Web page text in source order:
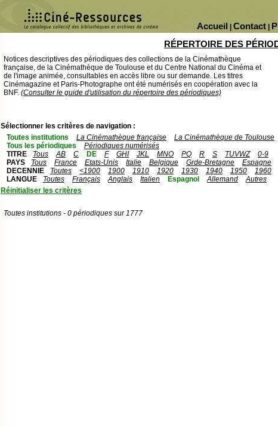
Contact
Accueil
RÉPERTOIRE DES
Notices descriptives des périodiques des collections de la Cinémathèque
française, de la Cinémathèque de Toulouse et du Centre National du Cinéma et
de l'image animée, consultables en accès libre ou sur demande. Les titres
Cinémagazine et Paris-Photographe ont été numérisés en coopération avec la
BNF. (Consulter le guide d'utilisation du répertoire des périodiques)
Sélectionner les critères de navigation :
Toutes institutions
La Cinémathèque française La Cinémathèque de Toulouse
Tous les périodiques
Périodiques numérisés
TITRE
Tous AB C DE F GHI JKL MNO PQ R S TUVWZ
0-9
PAYS
Tous France Etats-Unis Italie Belgique Grde-Bretagne Espagne
DECENNIE
Toutes <1900 1900 1910 1920 1930 1940 1950 1960
LANGUE
Toutes Français Anglais Italien Espagnol Allemand
Autres
Réinitialiser les critères
Toutes institutions - 0 périodiques sur 1777